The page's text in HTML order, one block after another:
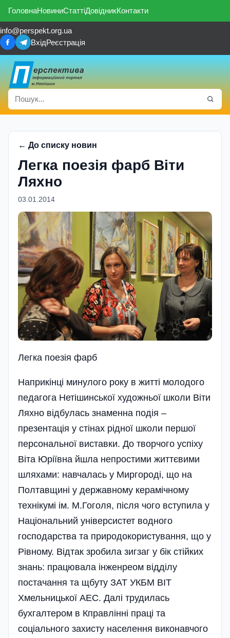
ГоловнаНовиниСтаттіДовідникКонтакти
info@perspekt.org.ua
ВхідРеєстрація
← До списку новин
Легка поезiя фарб Віти
Ляхно
03.01.2014
Легка поезiя фарб
Наприкінці минулого року в житті молодого
педагога Нетішинської художньої школи Віти
Ляхно відбулась знаменна подія –
презентація у стінах рідної школи першої
персональної виставки. До творчого успіху
Віта Юріївна йшла непрост­ими життєвими
шляхами: на­в­чала­сь у Мир­горо­ді, що на
Полтавщині у державному керамічному
технікумі ім. М.Гоголя, після чого вступила у
Національний універсистет водного
господарства та природокористування, що у
Рівному. Відтак зробила зигзаг у бік стійких
знань: працювала інженреом відділу
постачання та щбуту ЗАТ УКБМ ВІТ
Хмельницької АЕС. Далі трудилась
бухгалтером в Кправлінні праці та
соціального захисту населення виконавчого